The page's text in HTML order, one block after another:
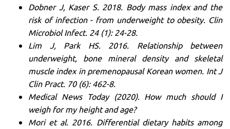
Dobner J, Kaser S. 2018. Body mass index and the
risk of infection - from underweight to obesity. Clin
Microbiol Infect. 24 (1): 24-28.
Lim J, Park HS. 2016. Relationship between
underweight, bone mineral density and skeletal
muscle index in premenopausal Korean women. Int J
Clin Pract. 70 (6): 462-8.
Medical News Today (2020). How much should I
weigh for my height and age?
Mori et al. 2016. Differential dietary habits among